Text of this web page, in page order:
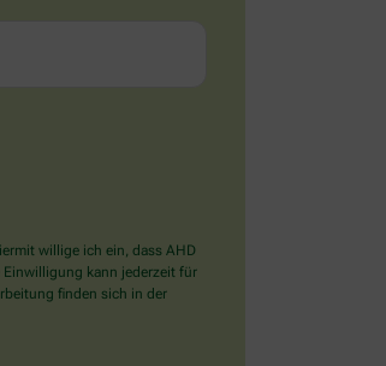
willige ich ein, dass AHD
Einwilligung kann jederzeit für
finden sich in der